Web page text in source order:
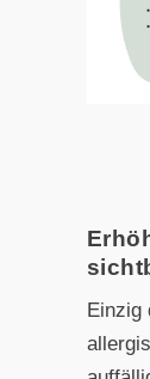
Einzig